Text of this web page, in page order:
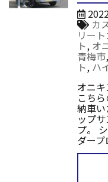
カ
リー
ト, オ
青梅市,
ト, ハ
オニキ
こち
納車
ップ
プ。
ダー